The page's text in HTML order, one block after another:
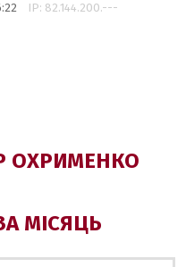
IP: 82.144.200.---
ОХРИМЕНКО
МІСЯЦЬ